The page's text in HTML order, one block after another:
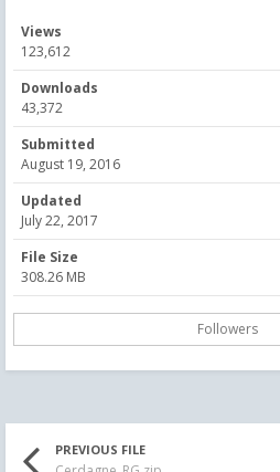
Views
123,612
Downloads
43,372
Submitted
August 19, 2016
Updated
July 22, 2017
File Size
308.26 MB
Followers
PREVIOUS FILE